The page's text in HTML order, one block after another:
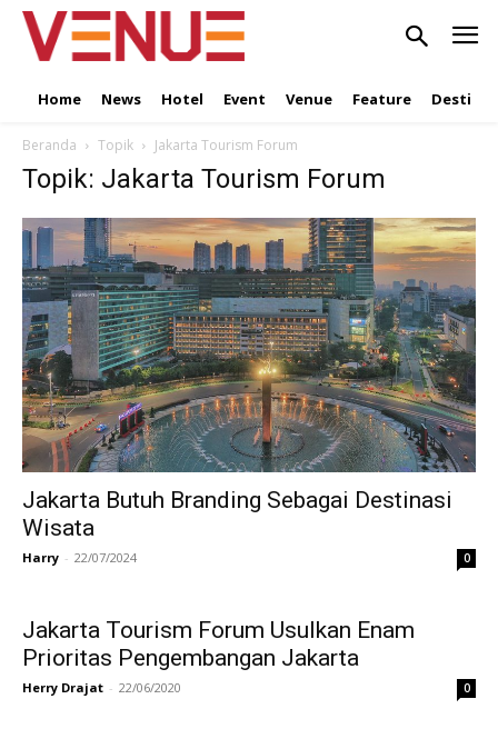
Home News Hotel Event Venue Feature
Beranda Topik Jakarta Tourism Forum
Topik: Jakarta Tourism Forum
Jakarta Butuh Branding Sebagai Destinasi
Wisata
Harry - 22/07/2024 0
Jakarta Tourism Forum Usulkan Enam
Prioritas Pengembangan Jakarta
Herry Drajat - 22/06/2020 0